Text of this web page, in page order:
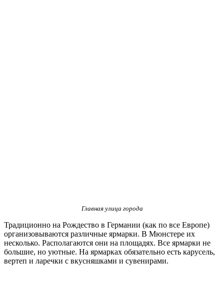
Главная улица города
Традиционно на Рождество в Германии (как по все Европе)
организовываются различные ярмарки. В Мюнстере их
несколько. Располагаются они на площадях. Все ярмарки не
большие, но уютные. На ярмарках обязательно есть карусель,
вертеп и ларечки с вкусняшками и сувенирами.